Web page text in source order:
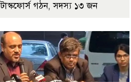
টাস্কফোর্স গঠন, সদস্য ১৩ জন